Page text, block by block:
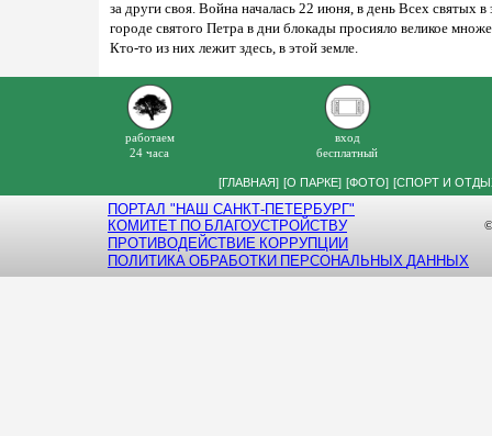
за други своя. Война началась 22 июня, в день Всех святых
городе святого Петра в дни блокады просияло великое
Кто-то из них лежит здесь, в этой земле.
работаем
24 часа
вход
бесплатный
[ГЛАВНАЯ] [О ПАРКЕ] [ФОТО] [СПОРТ И
КОМИТЕТ ПО БЛАГОУСТРОЙСТВУ
ПРОТИВОДЕЙСТВИЕ КОРРУПЦИИ
ПОЛИТИКА ОБРАБОТКИ ПЕРСОНАЛЬНЫХ ДАННЫХ
ПОРТАЛ "НАШ САНКТ-ПЕТЕРБУРГ"